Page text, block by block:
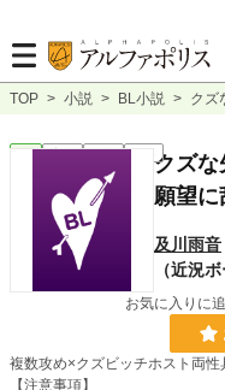
TOP > 小説 > BL小説 > クズ
BL 完結 短編
クズな
願望に
及川雨音
（近況
お気に入りに
複数攻め×クズビッチホスト両性
【注意事項】